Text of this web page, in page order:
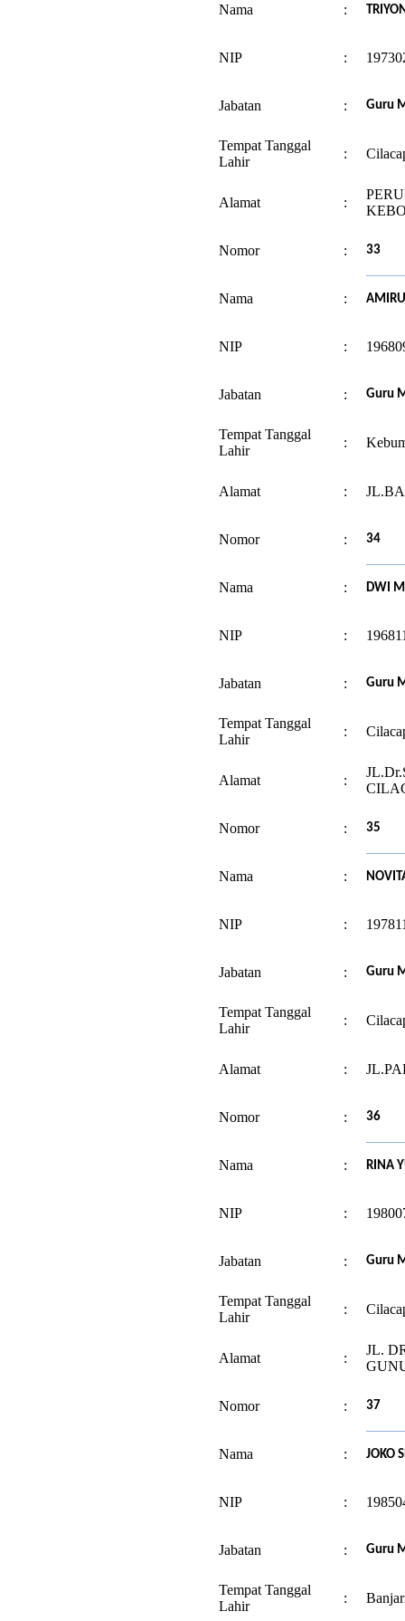
Nama :
NIP :
Jabatan : Guru
Tempat Tanggal
Lahir
:
Alamat :
Nomor : 33
Nama :
NIP :
Jabatan : Guru
Tempat Tanggal
Lahir
:
Alamat :
Nomor : 34
Nama : DWI
NIP :
Jabatan : Guru
Tempat Tanggal
Lahir
:
Alamat :
Nomor : 35
Nama :
NIP :
Jabatan : Guru
Tempat Tanggal
Lahir
:
Alamat :
Nomor : 36
Nama : RINA
NIP :
Jabatan : Guru
Tempat Tanggal
Lahir
:
Alamat :
JL.
Nomor : 37
Nama : JOKO
NIP :
Jabatan : Guru
Tempat Tanggal
Lahir
: